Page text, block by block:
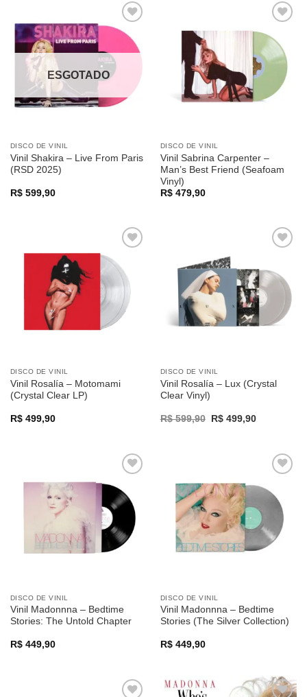
Adicionar
a lista de
desejos
ESGOTADO
DISCO DE VINIL
Vinil Shakira – Live From Paris
(RSD 2025)
R$599,90
Adicionar
a lista de
desejos
DISCO DE VINIL
Vinil Sabrina Carpenter –
Man’s Best Friend (Seafoam
Vinyl)
R$479,90
Adicionar
a lista de
desejos
DISCO DE VINIL
Vinil Rosalía – Motomami
(Crystal Clear LP)
R$499,90
desejos
DISCO DE VINIL
Vinil Rosalía – Lux (Crystal
Clear Vinyl)
R$599,90
Original
R$499,90Current
Adicionar
a lista de
desejos
DISCO DE VINIL
Vinil Madonnna – Bedtime
Stories: The Untold Chapter
R$449,90
Adicionar
a lista de
desejos
DISCO DE VINIL
Vinil Madonnna – Bedtime
Stories (The Silver Collection)
R$449,90